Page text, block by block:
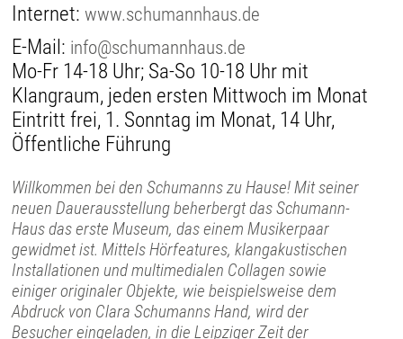
Internet:www.schumannhaus.de
E-Mail: info@schumannhaus.de
Mo-Fr 14-18 Uhr; Sa-So 10-18 Uhr mit
Klangraum, jeden ersten Mittwoch im Monat
Eintritt frei, 1. Sonntag im Monat, 14 Uhr,
Öffentliche Führung
Willkommen bei den Schumanns zu Hause! Mit seiner
neuen Dauerausstellung beherbergt das Schumann-
Haus das erste Museum, das einem Musikerpaar
gewidmet ist. Mittels Hörfeatures, klangakustischen
Installationen und multimedialen Collagen sowie
einiger originaler Objekte, wie beispielsweise dem
Abdruck von Clara Schumanns Hand, wird der
Besucher eingeladen, in die Leipziger Zeit der